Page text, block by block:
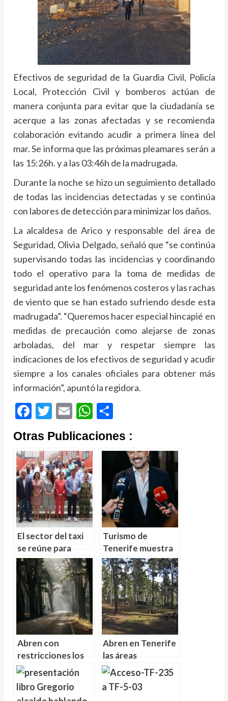
Efectivos de seguridad de la Guardia Civil, Policía
Local, Protección Civil y bomberos actúan de
manera conjunta para evitar que la ciudadanía se
acerque a las zonas afectadas y se recomienda
colaboración evitando acudir a primera línea del
mar. Se informa que las próximas pleamares serán a
las 15:26h. y a las 03:46h de la madrugada.
Durante la noche se hizo un seguimiento detallado
de todas las incidencias detectadas y se continúa
con labores de detección para minimizar los daños.
La alcaldesa de Arico y responsable del área de
Seguridad, Olivia Delgado, señaló que “se continúa
supervisando todas las incidencias y coordinando
todo el operativo para la toma de medidas de
seguridad ante los fenómenos costeros y las rachas
de viento que se han estado sufriendo desde esta
madrugada”. “Queremos hacer especial hincapié en
medidas de precaución como alejarse de zonas
arboladas, del mar y respetar siempre las
indicaciones de los efectivos de seguridad y acudir
siempre a los canales oficiales para obtener más
información”, apuntó la regidora.
Facebook
Twitter
EmailWhatsApp
Compartir
Otras Publicaciones :
El sector del taxi
se reúne para
combatir la
implantación de
UBER
Turismo de
Tenerife muestra
la isla y las bicis de
Rose Bike ante 20
millones de
personas
Abren con
restricciones los
accesos al Teide
por La Orotava y
La Esperanza
Abren en Tenerife
las áreas
recreativas de Las
Lomo La Jara